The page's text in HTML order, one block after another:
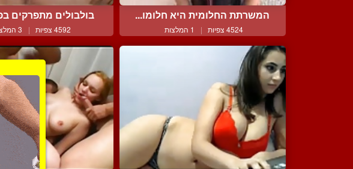
המשרתת החלומית היא חלומו...
4524 צפיות | 1 המלצות
בולבולים מתפרקים
4592 צפיות | 3 המלצות